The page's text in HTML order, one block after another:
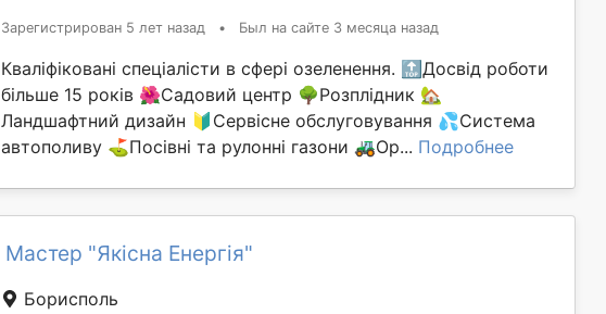
Зарегистрирован 5 лет назад • Был на сайте 3 месяца назад
Кваліфіковані спеціалісти в сфері озеленення. 🔝Досвід роботи
більше 15 років 🌺Садовий центр 🌳Розплідник 🏡
Ландшафтний дизайн 🔰Сервісне обслуговування 💦Система
автополиву ⛳️Посівні та рулонні газони 🚜Ор... Подробнее
Мастер "Якісна Енергія"
Борисполь